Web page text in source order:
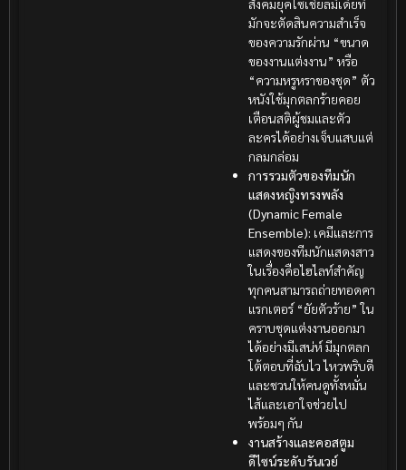
สังคมยุคโซเชียลมีเดียที่
มักจะตัดสินความสำเร็จ
ของความรักผ่าน “ขนาด
ของงานแต่งงาน” หรือ
“ความหรูหราของชุด” ตัว
หนังใช้มุกตลกร้ายคอย
เตือนสติผู้ชมและตัว
ละครได้อย่างเจ็บแสบแต่
กลมกล่อม
การรวมตัวของทีมนัก
แสดงหญิงทรงพลัง
(Dynamic Female
Ensemble): เคมีและการ
แสดงของทีมนักแสดงสาว
ในเรื่องคือไฮไลท์สำคัญ
ทุกคนสามารถถ่ายทอดคา
แรกเตอร์ “ยัยตัวร้าย” ใน
คราบชุดแต่งงานออกมา
ได้อย่างมีเสน่ห์ มีมุกตลก
โต้ตอบที่ฉับไว ไหวพริบดี
และชวนให้คนดูทั้งหมั่น
ไส้และเอาใจช่วยไป
พร้อมๆ กัน
งานสร้างและคอสตูม
ดีไซน์ระดับรันเวย์